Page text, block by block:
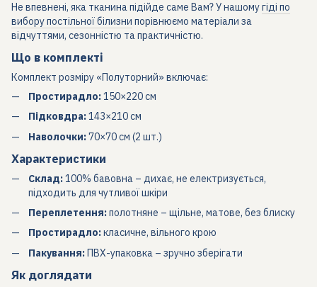
Не впевнені, яка тканина підійде саме Вам? У нашомугіді по
вибору постільної білизни порівнюємо матеріали за
відчуттями, сезонністю та практичністю.
Що в комплекті
Комплект розміру «Полуторний» включає:
Простирадло:150×220 см
Підковдра:143×210 см
Наволочки:70×70 см (2 шт.)
Характеристики
Склад:100% бавовна – дихає, не електризується,
підходить для чутливої шкіри
Переплетення:полотняне – щільне, матове, без блиску
Простирадло:класичне, вільного крою
Пакування:ПВХ-упаковка – зручно зберігати
Як доглядати